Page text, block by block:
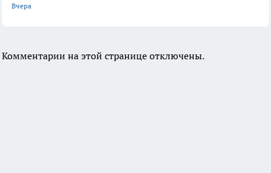
Вчера
Комментарии на этой странице отключены.